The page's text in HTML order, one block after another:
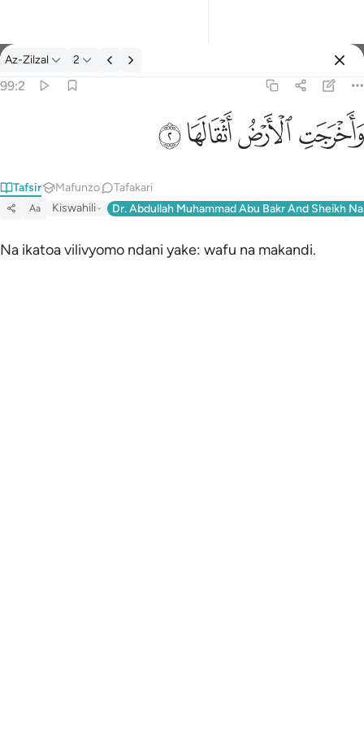
Tafsir: Az-Zilzal 99:2
Az-Zilzal 2
99:2
ﱺﱻﱼﱽ
Tafsir Mafunzo Tafakari
Aa Kiswahili Dr. Abdullah Muhammad Abu Bakr And Sheikh
Na ikatoa vilivyomo ndani yake: wafu na makandi.